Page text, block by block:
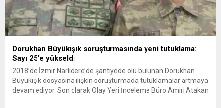
Dorukhan Büyükışık soruşturmasında yeni tutuklama:
Sayı 25’e yükseldi
2018’de İzmir Narlıdere’de şantiyede ölü bulunan Dorukhan
Büyükışık dosyasına ilişkin soruşturmada tutuklamalar artmaya
devam ediyor. Son olarak Olay Yeri İnceleme Büro Amiri Atakan